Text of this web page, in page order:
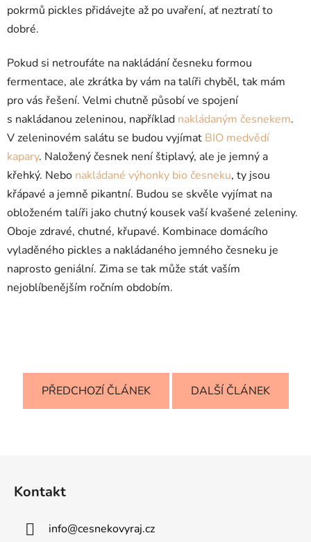
pokrmů pickles přidávejte až po uvaření, ať neztratí to
dobré.
Pokud si netroufáte na nakládání česneku formou
fermentace, ale zkrátka by vám na talíři chyběl, tak mám
pro vás řešení. Velmi chutně působí ve spojení
s nakládanou zeleninou, například nakládaným česnekem.
V zeleninovém salátu se budou vyjímat BIO medvědí
kapary. Naložený česnek není štiplavý, ale je jemný a
křehký. Nebo nakládané výhonky bio česneku, ty jsou
křápavé a jemně pikantní. Budou se skvěle vyjímat na
obloženém talíři jako chutný kousek vaší kvašené zeleniny.
Oboje zdravé, chutné, křupavé. Kombinace domácího
vyladěného pickles a nakládaného jemného česneku je
naprosto geniální. Zima se tak může stát vaším
nejoblíbenějším ročním obdobím.
PŘEDCHOZÍ ČLÁNEK DALŠÍ ČLÁNEK
Kontakt
info@cesnekovyraj.cz